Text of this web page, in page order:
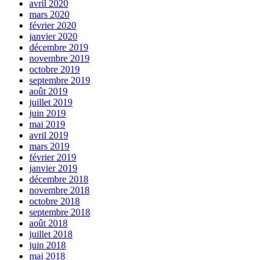
avril 2020
mars 2020
février 2020
janvier 2020
décembre 2019
novembre 2019
octobre 2019
septembre 2019
août 2019
juillet 2019
juin 2019
mai 2019
avril 2019
mars 2019
février 2019
janvier 2019
décembre 2018
novembre 2018
octobre 2018
septembre 2018
août 2018
juillet 2018
juin 2018
mai 2018